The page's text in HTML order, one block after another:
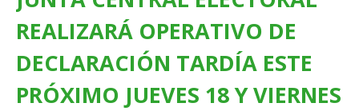
REALIZARÁ OPERATIVO DE
DECLARACIÓN TARDÍA ESTE
PRÓXIMO JUEVES 18 Y VIERNES